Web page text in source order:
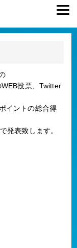
投票、Twitter
イントの総合得
発表致します。